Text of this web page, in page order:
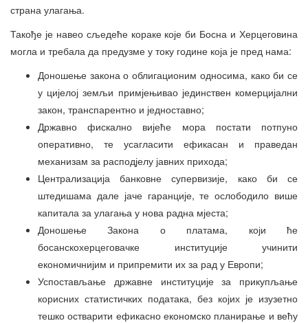
страна улагања.
Такође је навео сљедеће кораке које би Босна и Херцеговина
могла и требала да предузме у току године која је пред нама:
Доношење закона о облигационим односима, како би се
у цијелој земљи примјењивао јединствен комерцијални
закон, транспарентно и једноставно;
Државно фискално вијеће мора постати потпуно
оперативно, те усагласити ефикасан и праведан
механизам за расподјелу јавних прихода;
Централизација банковне супервизије, како би се
штедишама дале јаче гаранције, те ослободило више
капитала за улагања у нова радна мјеста;
Доношење Закона о платама, који ће
босанскохерцеговачке институције учинити
економичнијим и припремити их за рад у Европи;
Успостављање државне институције за прикупљање
корисних статистичких података, без којих је изузетно
тешко остварити ефикасно економско планирање и већу